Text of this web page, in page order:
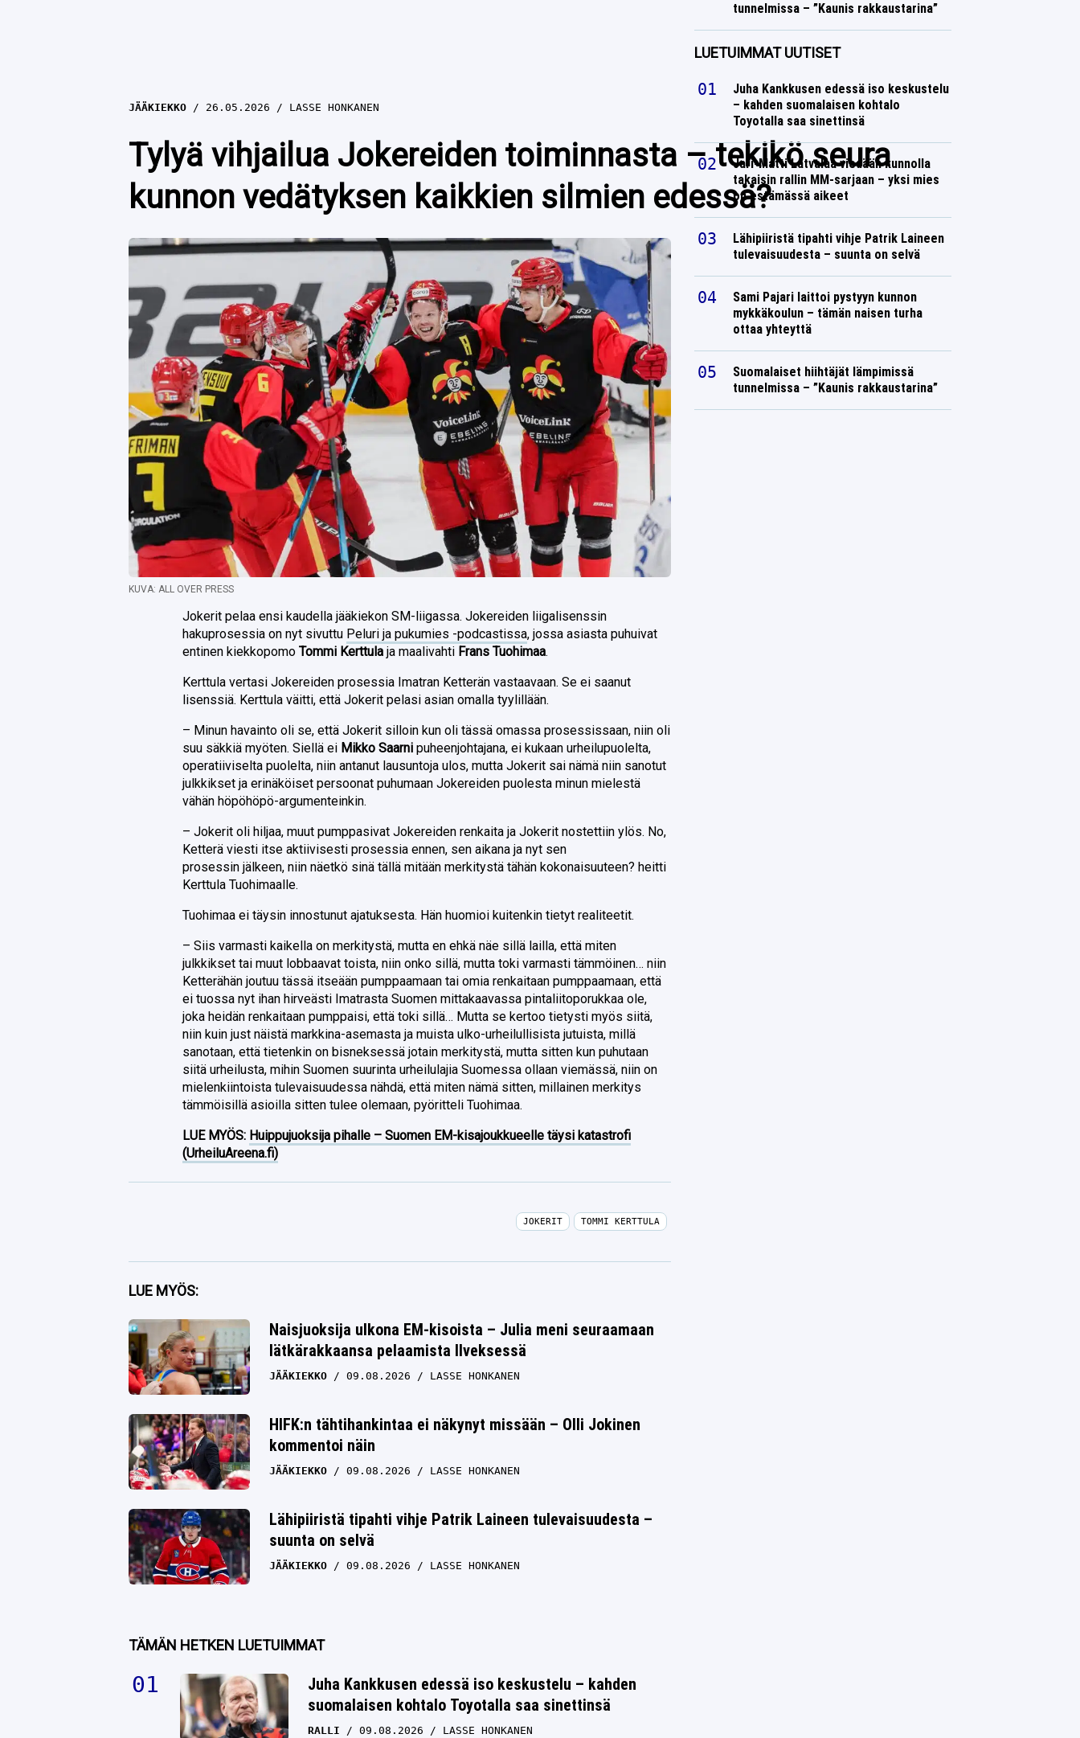
JÄÄKIEKKO 26.05.2026 LASSE HONKANEN
Tylyä vihjailua Jokereiden toiminnasta – tekikö seura
kunnon vedätyksen kaikkien silmien edessä?
KUVA: ALL OVER PRESS
Jokerit pelaa ensi kaudella jääkiekon SM-liigassa. Jokereiden liigalisenssin
hakuprosessia on nyt sivuttu Peluri ja pukumies -podcastissa, jossa asiasta puhuivat
entinen kiekkopomoTommi Kerttula ja maalivahti Frans Tuohimaa.
Kerttula vertasi Jokereiden prosessia Imatran Ketterän vastaavaan. Se ei saanut
lisenssiä. Kerttula väitti, että Jokerit pelasi asian omalla tyylillään.
– Minun havainto oli se, että Jokerit silloin kun oli tässä omassa prosessissaan, niin oli
suu säkkiä myöten. Siellä ei Mikko Saarni puheenjohtajana, ei kukaan urheilupuolelta,
operatiiviselta puolelta, niin antanut lausuntoja ulos, mutta Jokerit sai nämä niin sanotut
julkkikset ja erinäköiset persoonat puhumaan Jokereiden puolesta minun mielestä
vähän höpöhöpö-argumenteinkin.
– Jokerit oli hiljaa, muut pumppasivat Jokereiden renkaita ja Jokerit nostettiin ylös. No,
Ketterä viesti itse aktiivisesti prosessia ennen, sen aikana ja nyt sen
prosessin jälkeen, niin näetkö sinä tällä mitään merkitystä tähän kokonaisuuteen? heitti
Kerttula Tuohimaalle.
Tuohimaa ei täysin innostunut ajatuksesta. Hän huomioi kuitenkin tietyt realiteetit.
– Siis varmasti kaikella on merkitystä, mutta en ehkä näe sillä lailla, että miten
julkkikset tai muut lobbaavat toista, niin onko sillä, mutta toki varmasti tämmöinen… niin
Ketterähän joutuu tässä itseään pumppaamaan tai omia renkaitaan pumppaamaan, että
ei tuossa nyt ihan hirveästi Imatrasta Suomen mittakaavassa pintaliitoporukkaa ole,
joka heidän renkaitaan pumppaisi, että toki sillä… Mutta se kertoo tietysti myös siitä,
niin kuin just näistä markkina-asemasta ja muista ulko-urheilullisista jutuista, millä
sanotaan, että tietenkin on bisneksessä jotain merkitystä, mutta sitten kun puhutaan
siitä urheilusta, mihin Suomen suurinta urheilulajia Suomessa ollaan viemässä, niin on
mielenkiintoista tulevaisuudessa nähdä, että miten nämä sitten, millainen merkitys
tämmöisillä asioilla sitten tulee olemaan, pyöritteli Tuohimaa.
LUE MYÖS: Huippujuoksija pihalle – Suomen EM-kisajoukkueelle täysi katastrofi
(UrheiluAreena.fi)
Facebook
Twitter
Whatsapp
JOKERIT TOMMI KERTTULA
LUE MYÖS:
Naisjuoksija ulkona EM-kisoista – Julia meni seuraamaan
lätkärakkaansa pelaamista Ilveksessä
JÄÄKIEKKO 09.08.2026 LASSE HONKANEN
HIFK:n tähtihankintaa ei näkynyt missään – Olli Jokinen
kommentoi näin
JÄÄKIEKKO 09.08.2026 LASSE HONKANEN
Lähipiiristä tipahti vihje Patrik Laineen tulevaisuudesta –
suunta on selvä
JÄÄKIEKKO 09.08.2026 LASSE HONKANEN
TÄMÄN HETKEN LUETUIMMAT
Juha Kankkusen edessä iso keskustelu – kahden
suomalaisen kohtalo Toyotalla saa sinettinsä
RALLI 09.08.2026 LASSE HONKANEN
tunnelmissa – ”Kaunis rakkaustarina”
LUETUIMMAT UUTISET
Juha Kankkusen edessä iso keskustelu
– kahden suomalaisen kohtalo
Toyotalla saa sinettinsä
Jari-Matti Latvalaa viedään kunnolla
takaisin rallin MM-sarjaan – yksi mies
on estämässä aikeet
Lähipiiristä tipahti vihje Patrik Laineen
tulevaisuudesta – suunta on selvä
Sami Pajari laittoi pystyyn kunnon
mykkäkoulun – tämän naisen turha
ottaa yhteyttä
Suomalaiset hiihtäjät lämpimissä
tunnelmissa – ”Kaunis rakkaustarina”